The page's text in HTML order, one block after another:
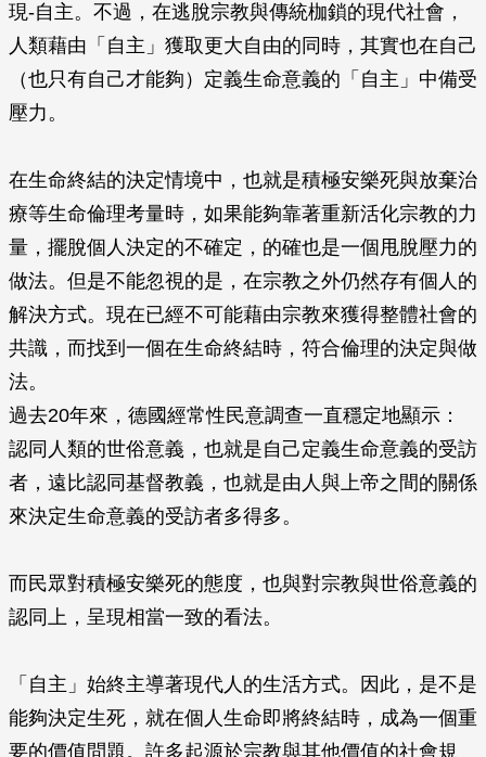
現-自主。不過，在逃脫宗教與傳統枷鎖的現代社會，
人類藉由「自主」獲取更大自由的同時，其實也在自己
（也只有自己才能夠）定義生命意義的「自主」中備受
壓力。
在生命終結的決定情境中，也就是積極安樂死與放棄治
療等生命倫理考量時，如果能夠靠著重新活化宗教的力
量，擺脫個人決定的不確定，的確也是一個甩脫壓力的
做法。但是不能忽視的是，在宗教之外仍然存有個人的
解決方式。現在已經不可能藉由宗教來獲得整體社會的
共識，而找到一個在生命終結時，符合倫理的決定與做
法。
過去20年來，德國經常性民意調查一直穩定地顯示：
認同人類的世俗意義，也就是自己定義生命意義的受訪
者，遠比認同基督教義，也就是由人與上帝之間的關係
來決定生命意義的受訪者多得多。
而民眾對積極安樂死的態度，也與對宗教與世俗意義的
認同上，呈現相當一致的看法。
「自主」始終主導著現代人的生活方式。因此，是不是
能夠決定生死，就在個人生命即將終結時，成為一個重
要的價值問題。許多起源於宗教與其他價值的社會規